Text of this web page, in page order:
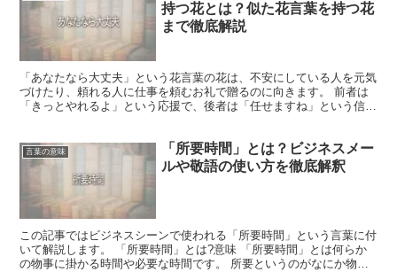
持つ花とは？似た花言葉を持つ花
まで徹底解説
「あなたなら大丈夫」という花言葉の花は、不安にしている人を元気
づけたり、頼れる人に仕事を頼むお礼で贈るのに向きます。 前者は
「きっとやれるよ」という応援で、後者は「任せますね」という信頼
言葉の意味
「所要時間」とは？ビジネスメー
ルや敬語の使い方を徹底解釈
この記事ではビジネスシーンで使われる「所要時間」という言葉に付
いて解説します。 「所要時間」とは?意味 「所要時間」とは何らか
の物事に掛かる時間や必要な時間です。 所要というのがなにか物事